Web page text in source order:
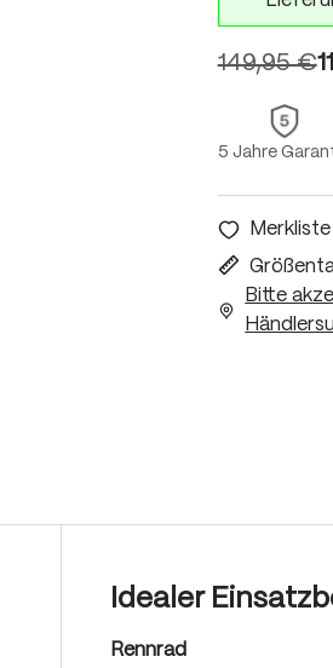
149,95 €
5 Jahre
Merkliste
Bitte
Idealer
Rennrad